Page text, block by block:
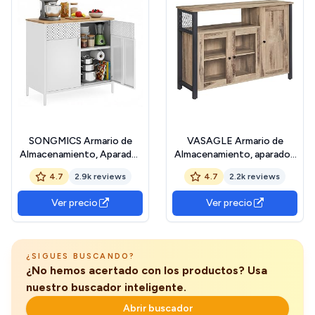
SONGMICS Armario de
Almacenamiento, Aparador
de Metal, Doble Puerta
Magnética, Estante
Ajustable, Marco de Acero,
40 x 80 x 76 cm, Beige
Natural y Blanco
4.7 2.9k reviews
Ver precio
VASAGLE Armario de
Almacenamiento, aparador,
Mesa de Buffet con 3
Puertas, para Comedor,
salón, Cocina, 33 x 110 x 75
cm, Estilo Industrial, marrón
Camello y Tinta Negra
4.7 2.2k reviews
Ver precio
¿SIGUES BUSCANDO?
¿No hemos acertado con los productos? Usa
nuestro buscador inteligente.
Abrir buscador